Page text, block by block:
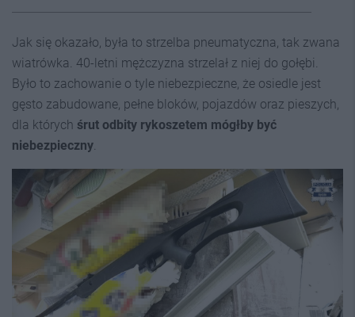
Jak się okazało, była to strzelba pneumatyczna, tak zwana
wiatrówka. 40-letni mężczyzna strzelał z niej do gołębi.
Było to zachowanie o tyle niebezpieczne, że osiedle jest
gęsto zabudowane, pełne bloków, pojazdów oraz pieszych,
dla których śrut odbity rykoszetem mógłby być
niebezpieczny.